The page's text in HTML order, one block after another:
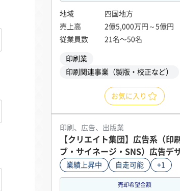
地域
四国地方
売上高
2億5,000万円～5億円
従業員数
21名〜50名
印刷業
印刷関連事業（製版・校正など）
お気に入り
印刷、広告、出版業
【クリエイト集団】広告系（印
ブ・サイネージ・SNS）広告デ
全てが自走可能。継続売上、人
（テレワーク環境も整備済み）
業績上昇中 自走可能 +1
売却希望金額